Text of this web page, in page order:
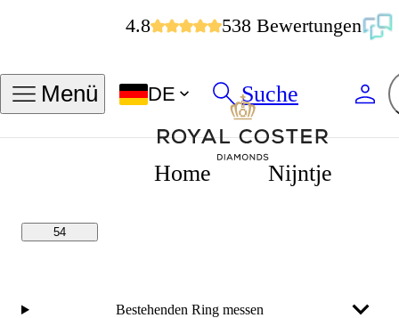
Meine Ringgröße finden
Größen in
Größen in
ZOLL
54
Bestehenden Ring messen
4.8 538 Bewertungen
Menü DE Suche
Home Nijntje